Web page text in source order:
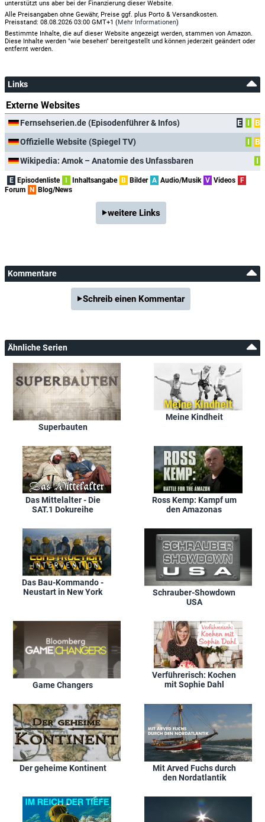
unterstützt uns aber bei der Finanzierung dieser Website.
Alle Preisangaben ohne Gewähr, Preise ggf. plus Porto & Versandkosten.
Preisstand: 08.08.2026 03:00 GMT+1 (Mehr Informationen)
Bestimmte Inhalte, die auf dieser Website angezeigt werden, stammen von Amazon.
Diese Inhalte werden "wie besehen" bereitgestellt und können jederzeit geändert oder
entfernt werden.
Links
Externe Websites
Fernsehserien.de (Episodenführer & Infos) E I
B
Offizielle Website (Spiegel TV)
I
B
Wikipedia: Amok – Anatomie des Unfassbaren
I
E Episodenliste I Inhaltsangabe B Bilder A Audio/Musik V Videos F
Forum N Blog/News
weitere Links
Kommentare
Schreib einen Kommentar
Ähnliche Serien
Superbauten
Meine Kindheit
Das Mittelalter - Die
SAT.1 Dokureihe
Ross Kemp: Kampf um
den Amazonas
Das Bau-Kommando -
Neustart in New York
Schrauber-Showdown
USA
Game Changers
Verführerisch: Kochen
mit Sophie Dahl
Der geheime Kontinent
Mit Arved Fuchs durch
den Nordatlantik